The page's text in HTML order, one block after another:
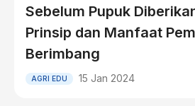
Sebelum Pupuk
Prinsip dan Manfaat
Berimbang
AGRI EDU 15 Jan 2024